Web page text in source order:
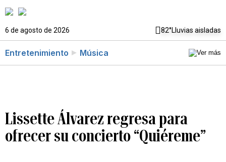
6 de agosto de 2026 82°Lluvias aisladas
Entretenimiento Música
Lissette Álvarez regresa para
ofrecer su concierto “Quiéreme”